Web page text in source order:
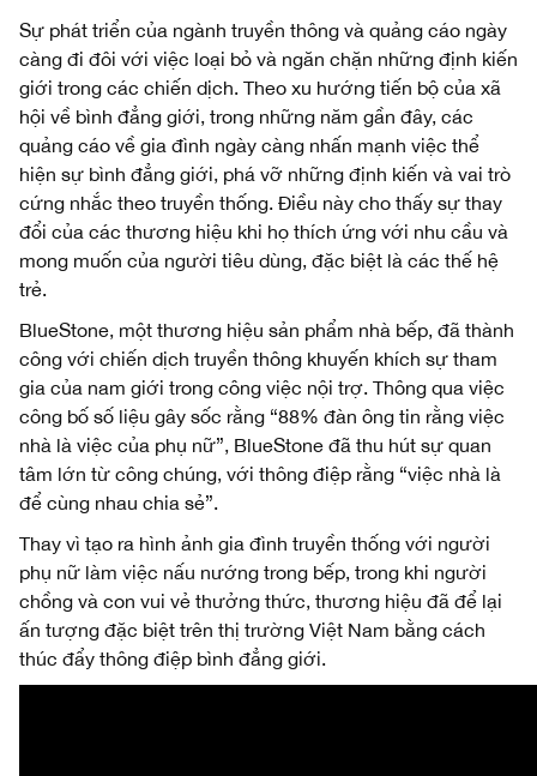
Sự phát triển của ngành truyền thông và quảng cáo ngày
càng đi đôi với việc loại bỏ và ngăn chặn những định kiến
giới trong các chiến dịch. Theo xu hướng tiến bộ của xã
hội về bình đẳng giới, trong những năm gần đây, các
quảng cáo về gia đình ngày càng nhấn mạnh việc thể
hiện sự bình đẳng giới, phá vỡ những định kiến và vai trò
cứng nhắc theo truyền thống. Điều này cho thấy sự thay
đổi của các thương hiệu khi họ thích ứng với nhu cầu và
mong muốn của người tiêu dùng, đặc biệt là các thế hệ
trẻ.
BlueStone, một thương hiệu sản phẩm nhà bếp, đã thành
công với chiến dịch truyền thông khuyến khích sự tham
gia của nam giới trong công việc nội trợ. Thông qua việc
công bố số liệu gây sốc rằng “88% đàn ông tin rằng việc
nhà là việc của phụ nữ”, BlueStone đã thu hút sự quan
tâm lớn từ công chúng, với thông điệp rằng “việc nhà là
để cùng nhau chia sẻ”.
Thay vì tạo ra hình ảnh gia đình truyền thống với người
phụ nữ làm việc nấu nướng trong bếp, trong khi người
chồng và con vui vẻ thưởng thức, thương hiệu đã để lại
ấn tượng đặc biệt trên thị trường Việt Nam bằng cách
thúc đẩy thông điệp bình đẳng giới.